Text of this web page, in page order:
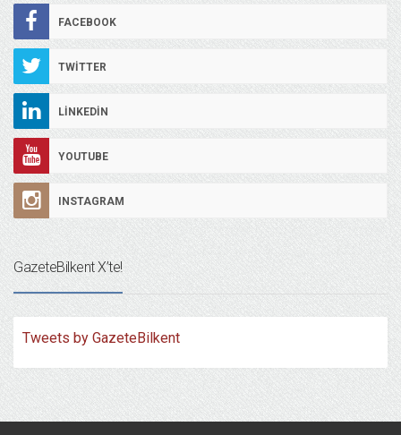
FACEBOOK
TWITTER
LINKEDIN
YOUTUBE
INSTAGRAM
GazeteBilkent X’te!
Tweets by GazeteBilkent